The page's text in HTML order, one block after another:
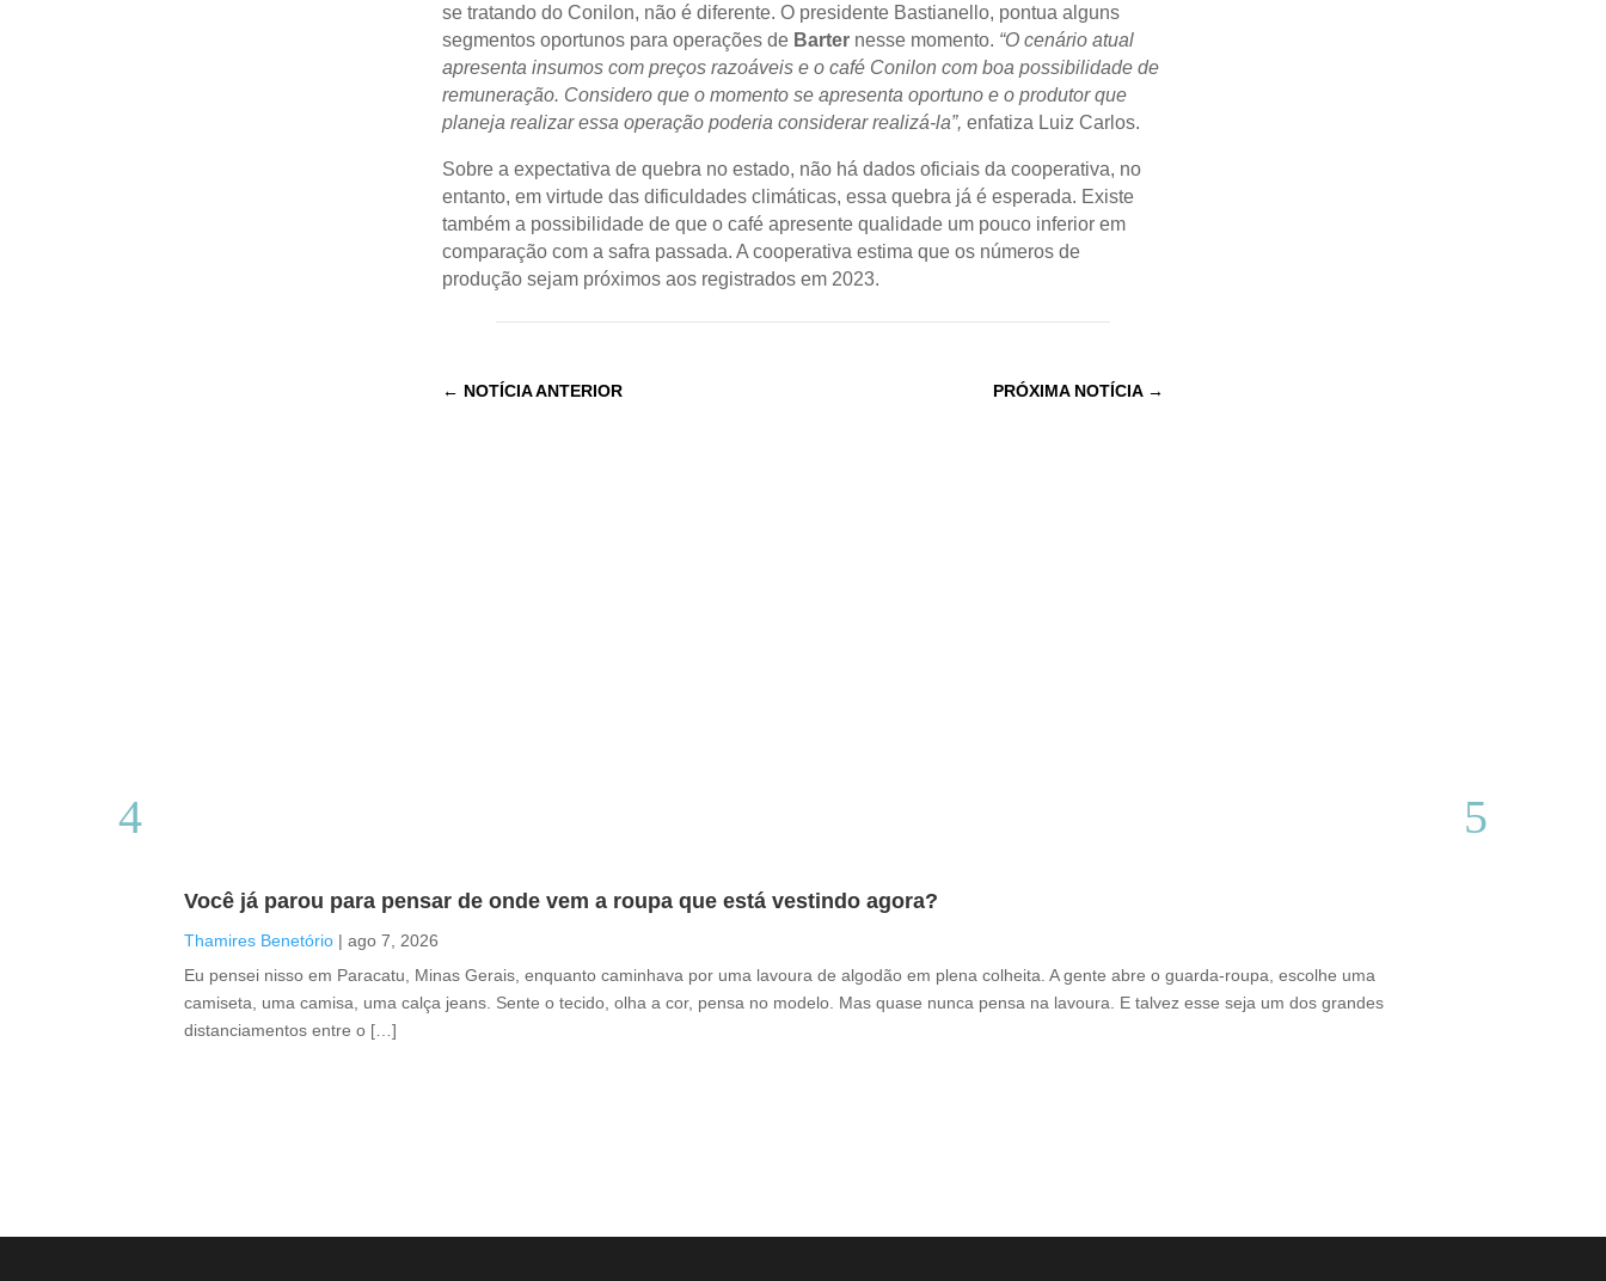
se tratando do Conilon, não é diferente. O presidente Bastianello, pontua alguns
segmentos oportunos para operações deBarternesse momento. “O cenário atual
apresenta insumos com preços razoáveis e o café Conilon com boa possibilidade de
remuneração. Considero que o momento se apresenta oportuno e o produtor que
planeja realizar essa operação poderia considerar realizá-la”, enfatiza Luiz Carlos.
Sobre a expectativa de quebra no estado, não há dados oficiais da cooperativa, no
entanto, em virtude das dificuldades climáticas, essa quebra já é esperada. Existe
também a possibilidade de que o café apresente qualidade um pouco inferior em
comparação com a safra passada. A cooperativa estima que os números de
produção sejam próximos aos registrados em 2023.
← NOTÍCIA ANTERIOR PRÓXIMA NOTÍCIA→
Você já parou para pensar de onde vem a roupa que está vestindo agora?
Thamires Benetório | ago 7, 2026
Eu pensei nisso em Paracatu, Minas Gerais, enquanto caminhava por uma lavoura de algodão em plena colheita. A gente abre o guarda-roupa, escolhe uma
camiseta, uma camisa, uma calça jeans. Sente o tecido, olha a cor, pensa no modelo. Mas quase nunca pensa na lavoura. E talvez esse seja um dos grandes
distanciamentos entre o […]